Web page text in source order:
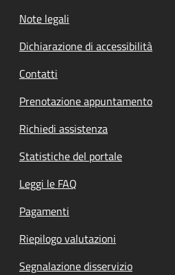
Note legali
Dichiarazione di accessibilità
Contatti
Prenotazione appuntamento
Richiedi assistenza
Statistiche del portale
Leggi le FAQ
Pagamenti
Riepilogo valutazioni
Segnalazione disservizio